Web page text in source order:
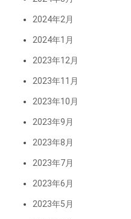
2024年2月
2024年1月
2023年12月
2023年11月
2023年10月
2023年9月
2023年8月
2023年7月
2023年6月
2023年5月